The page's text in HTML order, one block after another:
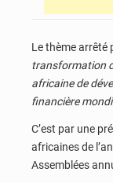
Le thème arrêté
transformation
africaine de
financière
C’est par une
africaines de
Assemblées